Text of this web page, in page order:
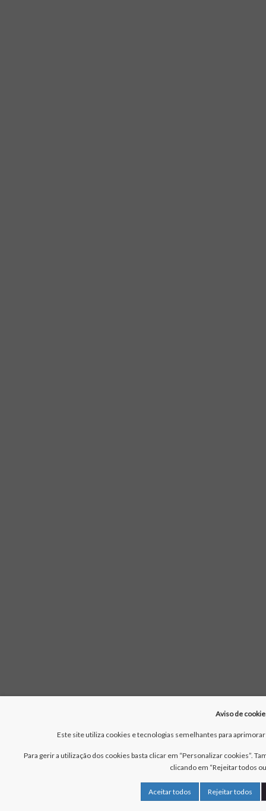
Aviso de
Este site utiliza cookies e tecnologias semelhantes para
Para gerir a utilização dos cookies basta clicar em “Personalizar cookies”.
clicando em “Rejeitar todos
Aceitar todos Rejeitar todos